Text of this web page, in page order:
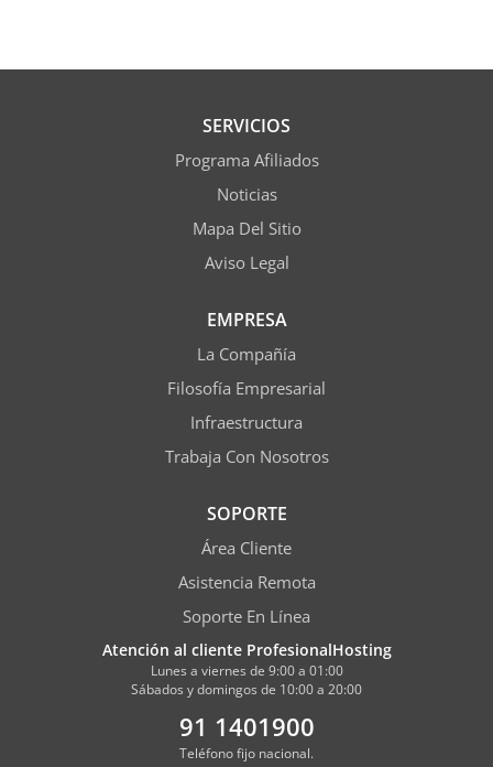
SERVICIOS
Programa Afiliados
Noticias
Mapa Del Sitio
Aviso Legal
EMPRESA
La Compañía
Filosofía Empresarial
Infraestructura
Trabaja Con Nosotros
SOPORTE
Área Cliente
Asistencia Remota
Soporte En Línea
Atención al cliente ProfesionalHosting
Lunes a viernes de 9:00 a 01:00
Sábados y domingos de 10:00 a 20:00
91 1401900
Teléfono fijo nacional.